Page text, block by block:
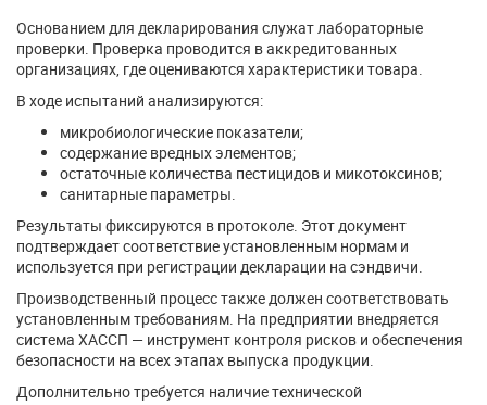
Основанием для декларирования служат лабораторные
проверки. Проверка проводится в аккредитованных
организациях, где оцениваются характеристики товара.
В ходе испытаний анализируются:
микробиологические показатели;
содержание вредных элементов;
остаточные количества пестицидов и микотоксинов;
санитарные параметры.
Результаты фиксируются в протоколе. Этот документ
подтверждает соответствие установленным нормам и
используется при регистрации декларации на сэндвичи.
Производственный процесс также должен соответствовать
установленным требованиям. На предприятии внедряется
система ХАССП — инструмент контроля рисков и обеспечения
безопасности на всех этапах выпуска продукции.
Дополнительно требуется наличие технической